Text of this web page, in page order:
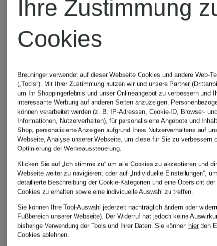
Dr.
Martens
DSQUARED2
GYMSHARK
Hugo
Boss
NORTH
FACE
FORD
TOM
Ihre Zustimmung
Cookies
Breuninger verwendet auf dieser Webseite Cookies und andere Web-
(„Tools“). Mit Ihrer Zustimmung nutzen wir und unsere Partner
um Ihr Shoppingerlebnis und unser Onlineangebot zu verbessern und
interessante Werbung auf anderen Seiten anzuzeigen.
können verarbeitet werden (z. B. IP-Adressen, Cookie-ID, Browser-
Informationen, Nutzerverhalten), für personalisierte Angebote und
Shop, personalisierte Anzeigen aufgrund Ihres Nutzerverhaltens auf
Webseite, Analyse unserer Webseite, um diese für Sie zu verbessern
Optimierung der Werbeaussteuerung.
Klicken Sie auf „Ich stimme zu“ um alle Cookies zu akzeptieren und
Webseite weiter zu navigieren; oder auf „Individuelle Einstellungen“,
detaillierte Beschreibung der Cookie-Kategorien und eine Übersicht
Cookies zu erhalten sowie eine individuelle Auswahl zu treffen.
Sie können Ihre Tool-Auswahl jederzeit nachträglich ändern oder
Fußbereich unserer Webseite). Der Widerruf hat jedoch keine
bisherige Verwendung der Tools und Ihrer Daten. Sie können hier den
Cookies ablehnen.